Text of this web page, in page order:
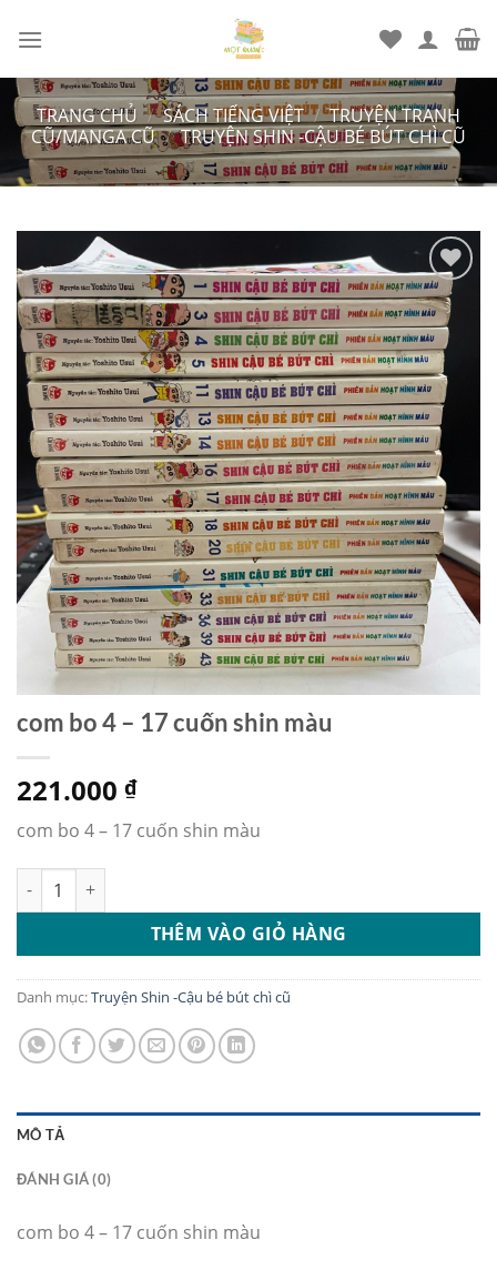
đến
dung
TRANG CHỦ / SÁCH TIẾNG VIỆT / TRUYỆN TRANH
CŨ/MANGA CŨ / TRUYỆN SHIN -CẬU BÉ BÚT CHÌ CŨ
com bo 4 – 17 cuốn shin màu
221.000 ₫
com bo 4 – 17 cuốn shin màu
com bo 4 - 17 cuốn shin màu số lượng
THÊM VÀO GIỎ HÀNG
Danh mục:Truyện Shin -Cậu bé bút chì cũ
MÔ TẢ
ĐÁNH GIÁ (0)
com bo 4 – 17 cuốn shin màu